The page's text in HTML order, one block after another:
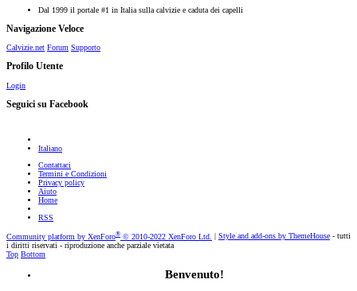
Dal 1999 il portale #1 in Italia sulla calvizie e caduta dei capelli
Navigazione Veloce
Calvizie.net Forum Supporto
Profilo Utente
Login
Seguici su Facebook
Italiano
Contattaci
Termini e Condizioni
Privacy policy
Aiuto
Home
RSS
Community platform by XenForo® © 2010-2022 XenForo Ltd. Style and add-ons by ThemeHouse - tutti
i diritti riservati - riproduzione anche parziale vietata
Top Bottom
Benvenuto!